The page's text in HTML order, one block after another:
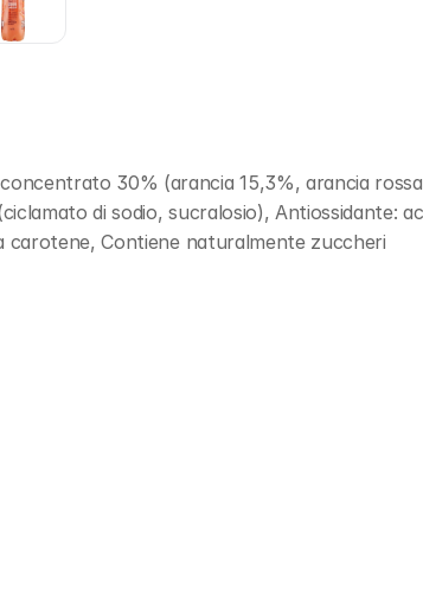
30% (arancia 15,3%, arancia
di sodio, sucralosio), Antiossidante:
carotene, Contiene naturalmente zuccheri